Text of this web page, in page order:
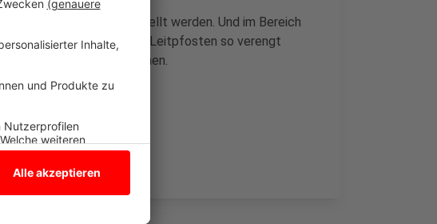
ein Stoppschild aufgestellt werden. Und im Bereich
soll die Fahrbahn durch Leitpfosten so verengt
überholt werden können.